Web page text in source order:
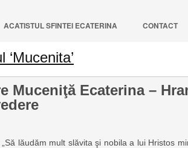
ACATISTUL SFINTEI ECATERINA CONTACT
Muceniţă Ecaterina –
„Să lăudăm mult slăvita şi nobila a lui Hristos